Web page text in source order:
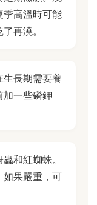
季高溫時可能
再澆。
長期需要養
加一些磷鉀
和紅蜘蛛。
如果嚴重，可